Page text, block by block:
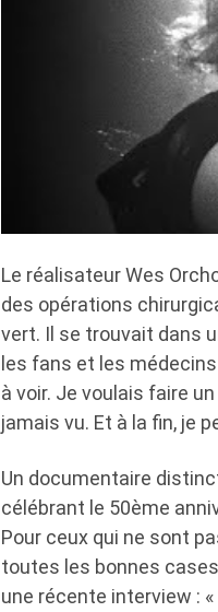
Le réalisateur Wes
des opérations
vert. Il se trouvait dans
les fans et les
à voir. Je voulais faire
jamais vu. Et à la fin, je
Un documentaire
célébrant le 50ème
Pour ceux qui ne sont
toutes les bonnes
une récente interview :